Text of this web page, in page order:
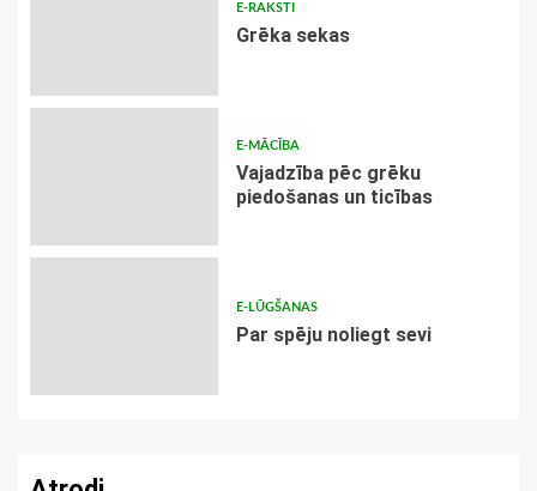
E-RAKSTI
Grēka sekas
E-MĀCĪBA
Vajadzība pēc grēku
piedošanas un ticības
E-LŪGŠANAS
Par spēju noliegt sevi